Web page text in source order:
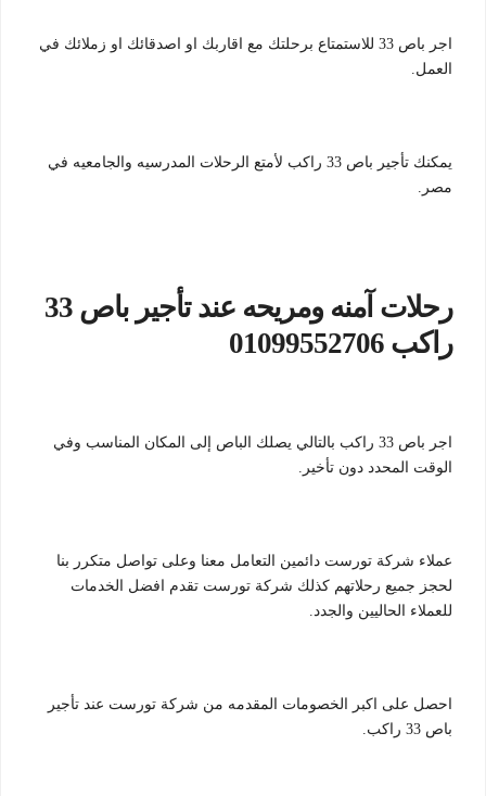
اجر باص 33 للاستمتاع برحلتك مع اقاربك او اصدقائك او زملائك في
العمل.
يمكنك تأجير باص 33 راكب لأمتع الرحلات المدرسيه والجامعيه في
مصر.
رحلات آمنه ومريحه عند تأجير باص 33
راكب 01099552706
اجر باص 33 راكب بالتالي يصلك الباص إلى المكان المناسب وفي
الوقت المحدد دون تأخير.
عملاء شركة تورست دائمين التعامل معنا وعلى تواصل متكرر بنا
لحجز جميع رحلاتهم كذلك شركة تورست تقدم افضل الخدمات
للعملاء الحاليين والجدد.
احصل على اكبر الخصومات المقدمه من شركة تورست عند تأجير
باص 33 راكب.